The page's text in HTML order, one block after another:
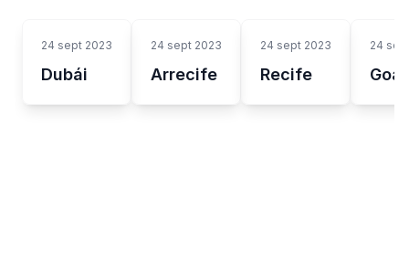
24 sept 2023
Dubái
24 sept 2023
Arrecife
24 sept 2023
Recife
24
Goa